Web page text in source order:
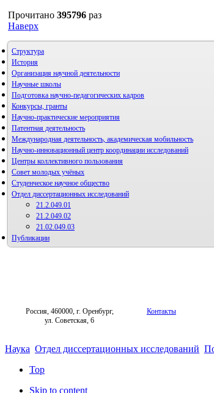
Прочитано 395796 раз
Наверх
Структура
История
Организация научной деятельности
Научные школы
Подготовка научно-педагогических кадров
Конкурсы, гранты
Научно-практические мероприятия
Патентная деятельность
Международная деятельность, академическая мобильность
Научно-инновационный центр координации исследований
НИИ микрохирургии и клинической анатомии
Центры коллективного пользования
Совет молодых учёных
Студенческое научное общество
Отдел диссертационных исследований
21.2.049.01
21.2.049.02
21.02.049.03
Публикации
Россия, 460000, г. Оренбург,
ул. Советская, 6
Контакты
Наука Отдел диссертационных исследований
Top
Skip to content